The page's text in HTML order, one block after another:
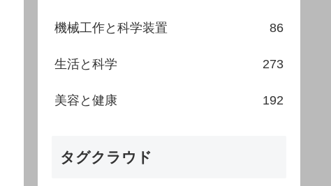
機械工作と科学装置 86
生活と科学 273
美容と健康 192
タグクラウド